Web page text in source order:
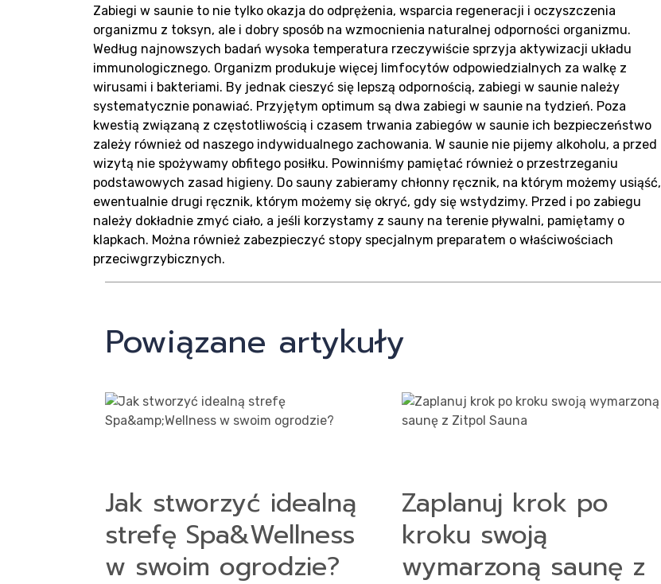
Zabiegi w saunie to nie tylko okazja do odprężenia, wsparcia regeneracji i oczyszczenia
organizmu z toksyn, ale i dobry sposób na wzmocnienia naturalnej odporności organizmu.
Według najnowszych badań wysoka temperatura rzeczywiście sprzyja aktywizacji układu
immunologicznego. Organizm produkuje więcej limfocytów odpowiedzialnych za walkę z
wirusami i bakteriami. By jednak cieszyć się lepszą odpornością, zabiegi w saunie należy
systematycznie ponawiać. Przyjętym optimum są dwa zabiegi w saunie na tydzień. Poza
kwestią związaną z częstotliwością i czasem trwania zabiegów w saunie ich bezpieczeństwo
zależy również od naszego indywidualnego zachowania. W saunie nie pijemy alkoholu, a przed
wizytą nie spożywamy obfitego posiłku. Powinniśmy pamiętać również o przestrzeganiu
podstawowych zasad higieny. Do sauny zabieramy chłonny ręcznik, na którym możemy usiąść,
ewentualnie drugi ręcznik, którym możemy się okryć, gdy się wstydzimy. Przed i po zabiegu
należy dokładnie zmyć ciało, a jeśli korzystamy z sauny na terenie pływalni, pamiętamy o
klapkach. Można również zabezpieczyć stopy specjalnym preparatem o właściwościach
przeciwgrzybicznych.
Powiązane artykuły
Jak stworzyć idealną
strefę Spa&Wellness
w swoim ogrodzie?
Zaplanuj krok po
kroku swoją
wymarzoną saunę z